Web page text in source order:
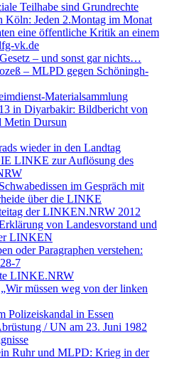
Teilhabe sind Grundrechte
Köln: Jeden 2.Montag im Monat
eine öffentliche Kritik an einem
vk.de
– und sonst gar nichts…
– MLPD gegen Schöningh-
Materialsammlung
in Diyarbakir: Bildbericht von
Metin Dursun
wieder in den Landtag
LINKE zur Auflösung des
im Gespräch mit
über die LINKE
der LINKEN.NRW 2012
von Landesvorstand und
LINKEN
oder Paragraphen verstehen:
7
LINKE.NRW
müssen weg von der linken
Polizeiskandal in Essen
/ UN am 23. Juni 1982
Ruhr und MLPD: Krieg in der